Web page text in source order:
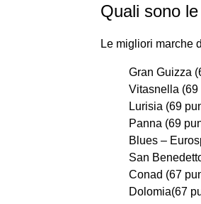
Quali sono
Le migliori marche
Gran Guizza
Vitasnella (69
Lurisia (69
Panna (69
Blues –
San
Conad (67
Dolomia(67